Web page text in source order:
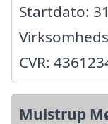
Startdato:
CVR:
Mulstrup